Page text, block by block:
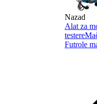
Nazad
Alat za
testere
Futrole